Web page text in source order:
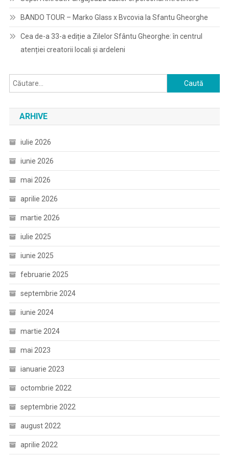
BANDO TOUR – Marko Glass x Bvcovia la Sfantu Gheorghe
Cea de-a 33-a ediție a Zilelor Sfântu Gheorghe: în centrul
atenției creatorii locali și ardeleni
Caută
după:
ARHIVE
iulie 2026
iunie 2026
mai 2026
aprilie 2026
martie 2026
iulie 2025
iunie 2025
februarie 2025
septembrie 2024
iunie 2024
martie 2024
mai 2023
ianuarie 2023
octombrie 2022
septembrie 2022
august 2022
aprilie 2022